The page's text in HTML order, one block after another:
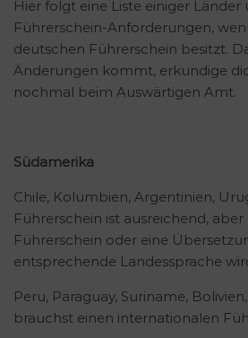
Hier folgt eine Liste einiger Länder
Führerschein-Anforderungen,
deutschen Führerschein besitzt.
Änderungen kommt, erkundige
nochmal beim Auswärtigen Amt.
Südamerika
Chile, Kolumbien, Argentinien,
Führerschein ist ausreichend,
Führerschein oder eine
entsprechende Landessprache
Peru, Paraguay, Suriname,
brauchst einen internationalen